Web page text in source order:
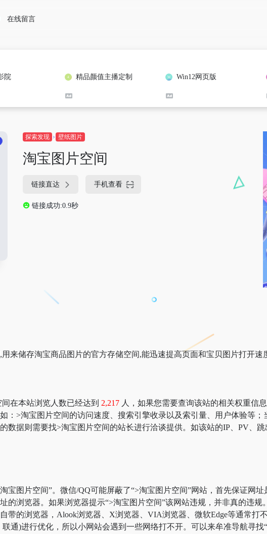
在线留言
院 精品颜值主播定制 Win12网页版
探索发现 壁纸图片
淘宝图片空间
链接直达 手机查看
链接成功:0.9秒
来储存淘宝商品图片的官方存储空间,能迅速提高页面和宝贝图片打开
在本站浏览人数已经达到 2,217 人，如果您需要查询该站的相关权重信
：>淘宝图片空间的访问速度、搜索引擎收录以及索引量、用户体验等
数据则需要找>淘宝图片空间的站长进行洽谈提供。如该站的IP、PV、跳
宝图片空间”。微信/QQ可能屏蔽了“>淘宝图片空间”网站，首先保证网
的浏览器。如果浏览器提示“>淘宝图片空间”该网站违规，并非真的违
带的浏览器，Alook浏览器、X浏览器、VIA浏览器、微软Edge等通常打
通)进行优化，所以小网站会遇到一些网络打不开。可以来牟准导航寻找